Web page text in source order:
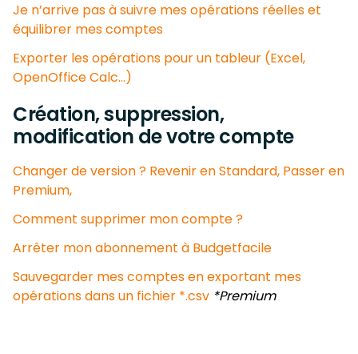
Je n’arrive pas à suivre mes opérations réelles et
équilibrer mes comptes
Exporter les opérations pour un tableur (Excel,
OpenOffice Calc…)
Création, suppression,
modification de votre compte
Changer de version ? Revenir en Standard, Passer en
Premium,
Comment supprimer mon compte ?
Arrêter mon abonnement à Budgetfacile
Sauvegarder mes comptes en exportant mes
opérations dans un fichier *.csv *Premium